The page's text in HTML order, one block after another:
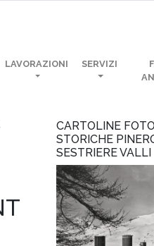
LAVORAZIONI SERVIZI
CARTOLINE FOTO
STORICHE
SESTRIERE VALLI